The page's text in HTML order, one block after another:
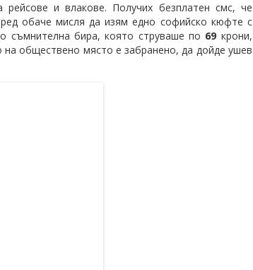
и влакове. Получих безплатен смс, че
обаче мисля да изям едно софийско кюфте с
съмнителна бира, която струваше по 69 крони,
обществено място е забранено, да дойде ушев